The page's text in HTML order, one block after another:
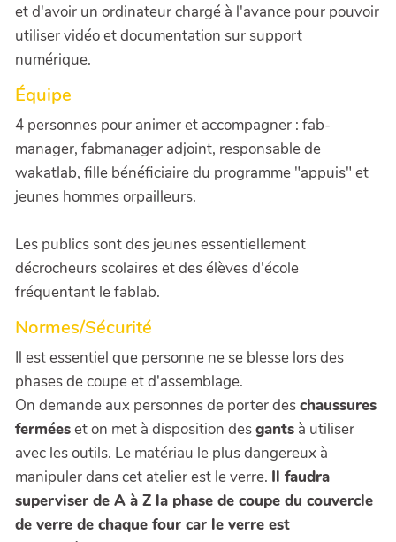
et d'avoir un ordinateur chargé à l'avance pour pouvoir
utiliser vidéo et documentation sur support
numérique.
Équipe
4 personnes pour animer et accompagner : fab-
manager, fabmanager adjoint, responsable de
wakatlab, fille bénéficiaire du programme "appuis" et
jeunes hommes orpailleurs.
Les publics sont des jeunes essentiellement
décrocheurs scolaires et des élèves d'école
fréquentant le fablab.
Normes/Sécurité
Il est essentiel que personne ne se blesse lors des
phases de coupe et d'assemblage.
On demande aux personnes de porter deschaussures
ferméeset on met à disposition desgants à utiliser
avec les outils. Le matériau le plus dangereux à
manipuler dans cet atelier est le verre. Il faudra
superviser de A à Z la phase de coupe du couvercle
de verre de chaque four car le verre est